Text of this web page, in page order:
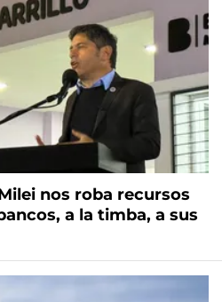
nos roba recursos
a la timba, a sus